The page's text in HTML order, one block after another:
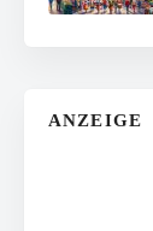
ANZEIGE